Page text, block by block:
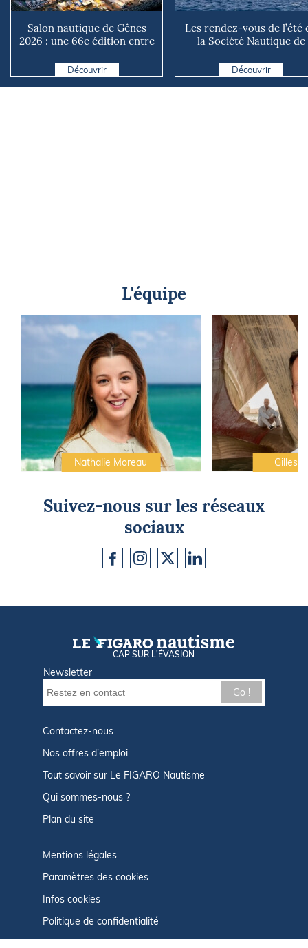
Salon nautique de Gênes
2026 : une 66e édition entre
Découvrir
Les rendez-vous de l’été
la Société Nautique de
Découvrir
L'équipe
Nathalie Moreau Gilles
Suivez-nous sur les réseaux
sociaux
CAP SUR L'ÉVASION
Newsletter
Go !
Contactez-nous
Nos offres d'emploi
Tout savoir sur Le FIGARO Nautisme
Qui sommes-nous ?
Plan du site
Mentions légales
Paramètres des cookies
Infos cookies
Politique de confidentialité
CGU